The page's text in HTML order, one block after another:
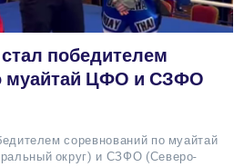
победителем
муайтай ЦФО и СЗФО
соревнований по муайтай
округ) и СЗФО (Северо-